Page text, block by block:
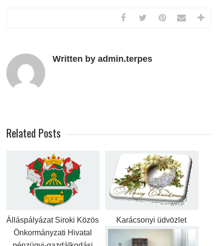
Written by admin.terpes
Related Posts
Álláspályázat Siroki Közös
Önkormányzati Hivatal
Karácsonyi üdvözlet